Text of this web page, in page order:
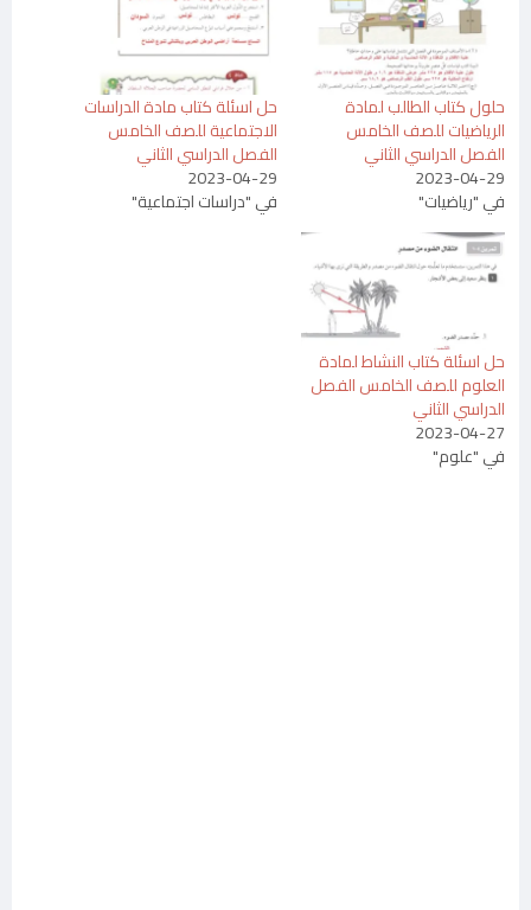
حلول كتاب الطالب لمادة
الرياضيات للصف الخامس
الفصل الدراسي الثاني
2023-04-29
في "رياضيات"
حل اسئلة كتاب مادة الدراسات
الاجتماعية للصف الخامس
الفصل الدراسي الثاني
2023-04-29
في "دراسات اجتماعية"
حل اسئلة كتاب النشاط لمادة
العلوم للصف الخامس الفصل
الدراسي الثاني
2023-04-27
في "علوم"